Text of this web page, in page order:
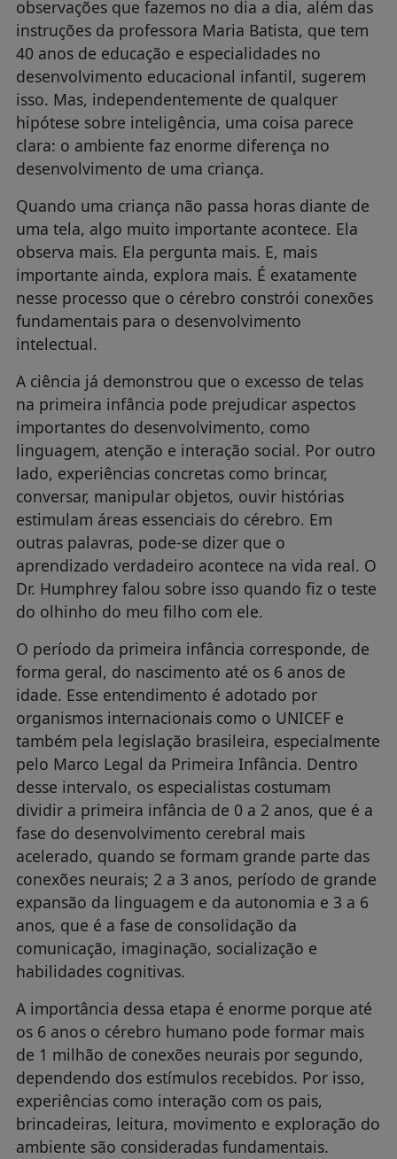
observações que fazemos no dia a dia, além das
instruções da professora Maria Batista, que tem
40 anos de educação e especialidades no
desenvolvimento educacional infantil, sugerem
isso. Mas, independentemente de qualquer
hipótese sobre inteligência, uma coisa parece
clara: o ambiente faz enorme diferença no
desenvolvimento de uma criança.
Quando uma criança não passa horas diante de
uma tela, algo muito importante acontece. Ela
observa mais. Ela pergunta mais. E, mais
importante ainda, explora mais. É exatamente
nesse processo que o cérebro constrói conexões
fundamentais para o desenvolvimento
intelectual.
A ciência já demonstrou que o excesso de telas
na primeira infância pode prejudicar aspectos
importantes do desenvolvimento, como
linguagem, atenção e interação social. Por outro
lado, experiências concretas como brincar,
conversar, manipular objetos, ouvir histórias
estimulam áreas essenciais do cérebro. Em
outras palavras, pode-se dizer que o
aprendizado verdadeiro acontece na vida real. O
Dr. Humphrey falou sobre isso quando fiz o teste
do olhinho do meu filho com ele.
O período da primeira infância corresponde, de
forma geral, do nascimento até os 6 anos de
idade. Esse entendimento é adotado por
organismos internacionais como o UNICEF e
também pela legislação brasileira, especialmente
pelo Marco Legal da Primeira Infância. Dentro
desse intervalo, os especialistas costumam
dividir a primeira infância de 0 a 2 anos, que é a
fase do desenvolvimento cerebral mais
acelerado, quando se formam grande parte das
conexões neurais; 2 a 3 anos, período de grande
expansão da linguagem e da autonomia e 3 a 6
anos, que é a fase de consolidação da
comunicação, imaginação, socialização e
habilidades cognitivas.
A importância dessa etapa é enorme porque até
os 6 anos o cérebro humano pode formar mais
de 1 milhão de conexões neurais por segundo,
dependendo dos estímulos recebidos. Por isso,
experiências como interação com os pais,
brincadeiras, leitura, movimento e exploração do
ambiente são consideradas fundamentais.